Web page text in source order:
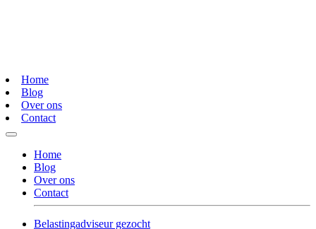
Home
Blog
Over ons
Contact
Home
Blog
Over ons
Contact
Belastingadviseur gezocht